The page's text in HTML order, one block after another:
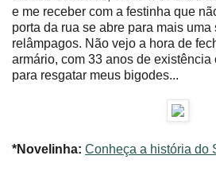
e me receber com a festinha que
porta da rua se abre para mais
relâmpagos. Não vejo a hora de
armário, com 33 anos de
para resgatar meus bigodes...
*Novelinha: Conheça a história do